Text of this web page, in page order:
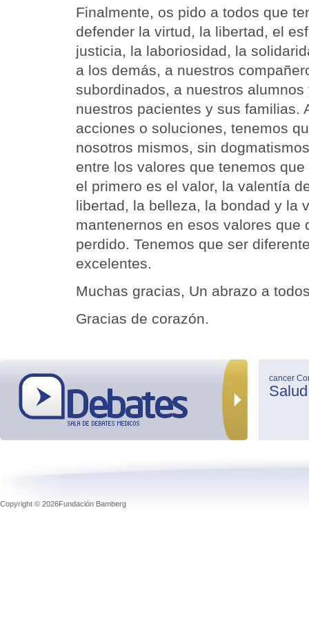
Finalmente, os pido a todos que
defender la virtud, la libertad, el
justicia, la laboriosidad, la
a los demás, a nuestros
subordinados, a nuestros
nuestros pacientes y sus familias.
acciones o soluciones, tenemos
nosotros mismos, sin
entre los valores que tenemos
el primero es el valor, la valentía
libertad, la belleza, la bondad y la
mantenernos en esos valores que
perdido. Tenemos que ser
excelentes.
Muchas gracias, Un abrazo a
Gracias de corazón.
cancer
Salud
Copyright © 2026Fundación Bamberg